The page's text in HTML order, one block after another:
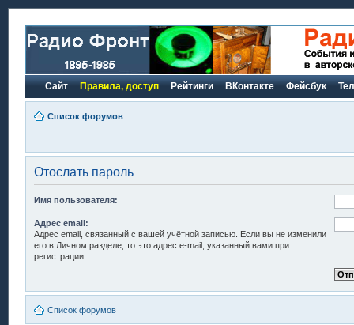
Сайт Правила, доступ Рейтинги ВКонтакте Фейсбук
Список форумов
Отослать пароль
Имя пользователя:
Адрес email:
Адрес email, связанный с вашей учётной записью. Если вы не изменили
его в Личном разделе, то это адрес e-mail, указанный вами при
регистрации.
Список форумов